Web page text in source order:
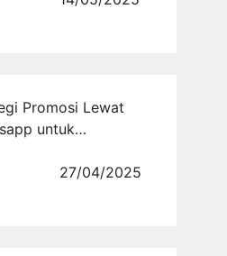
Promosi Lewat
untuk
27/04/2025